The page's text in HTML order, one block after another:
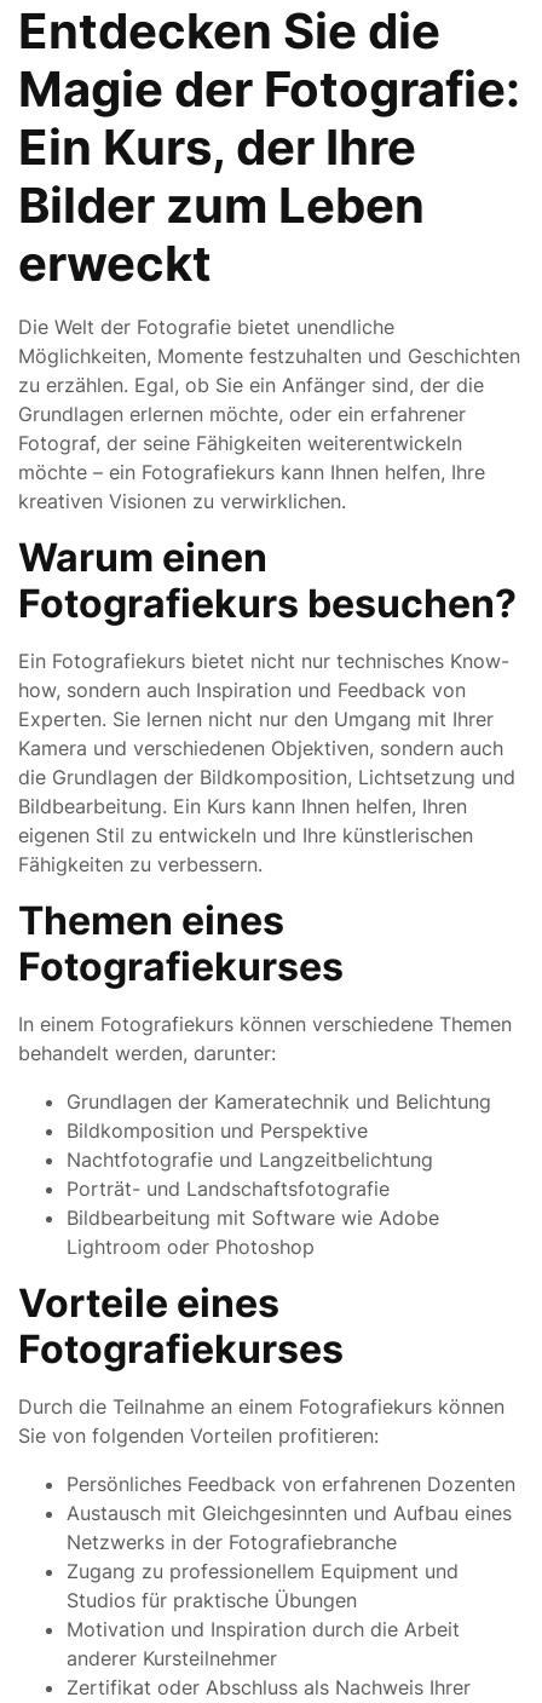
2025
Entdecken Sie die
Magie der Fotografie:
Ein Kurs, der Ihre
Bilder zum Leben
erweckt
Die Welt der Fotografie bietet unendliche
Möglichkeiten, Momente festzuhalten und Geschichten
zu erzählen. Egal, ob Sie ein Anfänger sind, der die
Grundlagen erlernen möchte, oder ein erfahrener
Fotograf, der seine Fähigkeiten weiterentwickeln
möchte – ein Fotografiekurs kann Ihnen helfen, Ihre
kreativen Visionen zu verwirklichen.
Warum einen
Fotografiekurs besuchen?
Ein Fotografiekurs bietet nicht nur technisches Know-
how, sondern auch Inspiration und Feedback von
Experten. Sie lernen nicht nur den Umgang mit Ihrer
Kamera und verschiedenen Objektiven, sondern auch
die Grundlagen der Bildkomposition, Lichtsetzung und
Bildbearbeitung. Ein Kurs kann Ihnen helfen, Ihren
eigenen Stil zu entwickeln und Ihre künstlerischen
Fähigkeiten zu verbessern.
Themen eines
Fotografiekurses
In einem Fotografiekurs können verschiedene Themen
behandelt werden, darunter:
Grundlagen der Kameratechnik und Belichtung
Bildkomposition und Perspektive
Nachtfotografie und Langzeitbelichtung
Porträt- und Landschaftsfotografie
Bildbearbeitung mit Software wie Adobe
Lightroom oder Photoshop
Vorteile eines
Fotografiekurses
Durch die Teilnahme an einem Fotografiekurs können
Sie von folgenden Vorteilen profitieren:
Persönliches Feedback von erfahrenen Dozenten
Austausch mit Gleichgesinnten und Aufbau eines
Netzwerks in der Fotografiebranche
Zugang zu professionellem Equipment und
Studios für praktische Übungen
Motivation und Inspiration durch die Arbeit
anderer Kursteilnehmer
Zertifikat oder Abschluss als Nachweis Ihrer